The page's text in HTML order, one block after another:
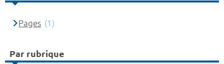
Pages (1)
Par rubrique